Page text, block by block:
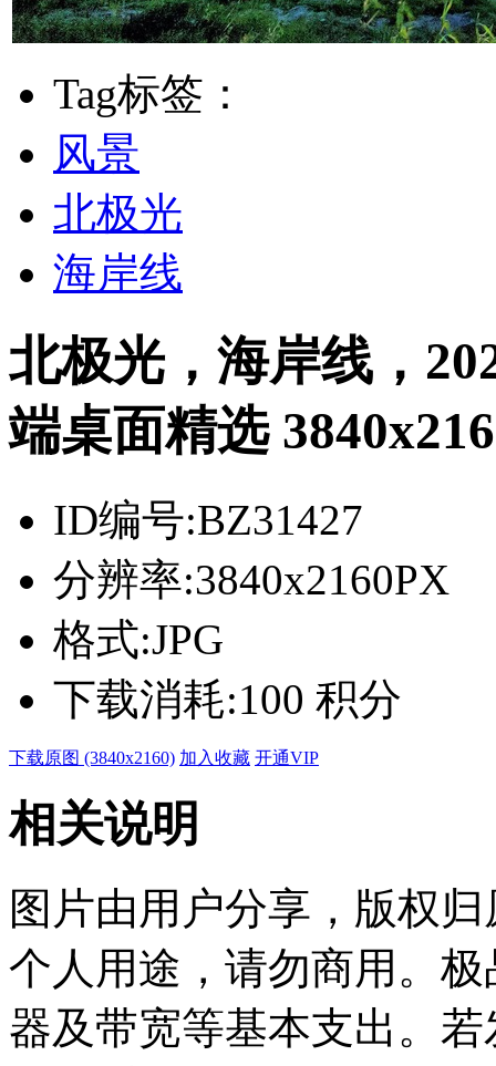
Tag标签：
风景
北极光
海岸线
北极光，海岸线，
端桌面精选
ID编号:BZ31427
分辨率:3840x2160PX
格式:JPG
下载消耗:100 积分
下载原图 (3840x2160) 加入收藏 开通VIP
相关说明
图片由用户分享，版权
个人用途，请勿商用。
器及带宽等基本支出。